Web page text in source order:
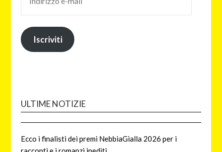
Iscriviti
ULTIME NOTIZIE
Ecco i finalisti dei premi NebbiaGialla 2026 per i